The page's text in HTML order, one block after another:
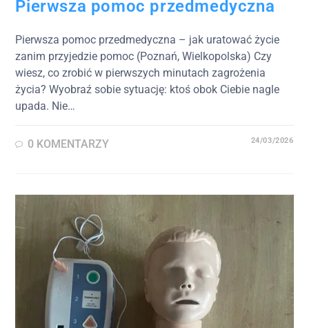
Pierwsza pomoc przedmedyczna
Pierwsza pomoc przedmedyczna – jak uratować życie
zanim przyjedzie pomoc (Poznań, Wielkopolska) Czy
wiesz, co zrobić w pierwszych minutach zagrożenia
życia? Wyobraź sobie sytuację: ktoś obok Ciebie nagle
upada. Nie…
0 KOMENTARZY 24/03/2026